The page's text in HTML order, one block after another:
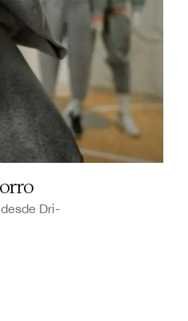
Dri-